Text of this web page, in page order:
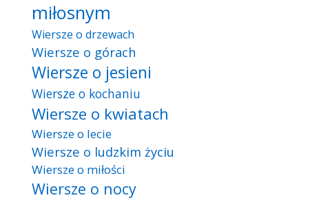
miłosnym
Wiersze o drzewach
Wiersze o górach
Wiersze o jesieni
Wiersze o kochaniu
Wiersze o kwiatach
Wiersze o lecie
Wiersze o ludzkim życiu
Wiersze o miłości
Wiersze o nocy